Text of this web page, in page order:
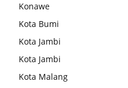
Konawe
Kota Bumi
Kota Jambi
Kota Jambi
Kota Malang